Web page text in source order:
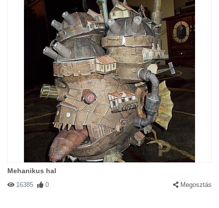
Mehanikus hal
16385 0 Megosztás